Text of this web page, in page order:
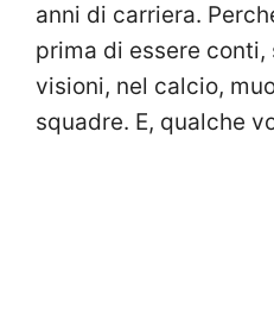
anni di carriera.
prima di essere conti,
visioni, nel calcio,
squadre. E, qualche